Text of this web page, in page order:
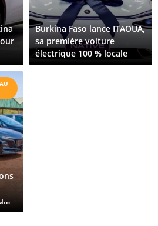
Burkina Faso lance ITAOUA,
sa première voiture
électrique 100 % locale